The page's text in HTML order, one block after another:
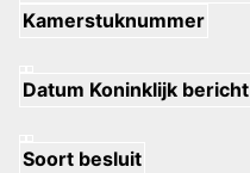
Kamerstuknummer
Datum Koninklijk bericht
Soort besluit